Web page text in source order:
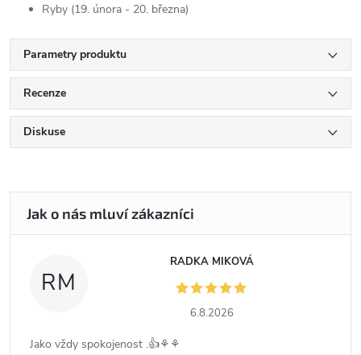
Ryby (19. února - 20. března)
Parametry produktu
Recenze
Diskuse
RM
RADKA MIKOVÁ
6.8.2026
Jako vždy spokojenost .👍⚘️⚘️